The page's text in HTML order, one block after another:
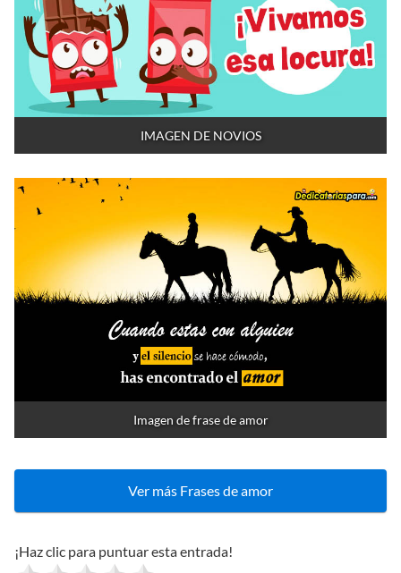
IMAGEN DE NOVIOS
Imagen de frase de amor
Ver más Frases de amor
¡Haz clic para puntuar esta entrada!